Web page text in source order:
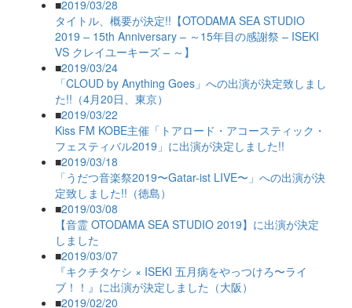
■2019/03/28
タイトル、概要が決定!!【OTODAMA SEA STUDIO
2019 – 15th Anniversary – ～15年目の感謝祭 – ISEKI
VS クレイユーキーズ – ～】
■2019/03/24
「CLOUD by Anything Goes」への出演が決定致しまし
た!!（4月20日、東京）
■2019/03/22
Kiss FM KOBE主催「トアロード・アコースティック・
フェスティバル2019」に出演が決定しました!!
■2019/03/18
「うだつ音楽祭2019〜Gatar-ist LIVE〜」への出演が決
定致しました!!（徳島）
■2019/03/08
【音霊 OTODAMA SEA STUDIO 2019】に出演が決定
しました
■2019/03/07
『キクチタケシ × ISEKI 五月病をやっつけろ〜ライ
ブ！！』に出演が決定しました（大阪）
■2019/02/20